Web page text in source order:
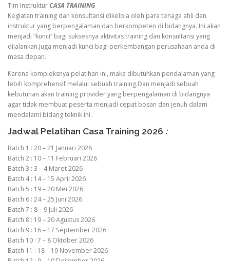
Tim InstrukturCASA TRAINING
Kegiatan training dan konsultansi dikelola oleh para tenaga ahli dan
instruktur yang berpengalaman dan berkompeten di bidangnya. Ini akan
menjadi “kunci” bagi suksesnya aktivitas training dan konsultansi yang
dijalankan.Juga menjadi kunci bagi perkembangan perusahaan anda di
masa depan.
Karena kompleksnya pelatihan ini, maka dibutuhkan pendalaman yang
lebih komprehensif melalui sebuah training.Dan menjadi sebuah
kebutuhan akan training provider yang berpengalaman di bidangnya
agar tidak membuat peserta menjadi cepat bosan dan jenuh dalam
mendalami bidang teknik ini.
Jadwal Pelatihan Casa Training 2026 :
Batch 1 : 20 – 21 Januari 2026
Batch 2 : 10 – 11 Februari 2026
Batch 3 : 3 – 4 Maret 2026
Batch 4 : 14 – 15 April 2026
Batch 5 : 19 – 20 Mei 2026
Batch 6 : 24 – 25 Juni 2026
Batch 7 : 8 – 9 Juli 2026
Batch 8 : 19 – 20 Agustus 2026
Batch 9 : 16 – 17 September 2026
Batch 10 : 7 – 8 Oktober 2026
Batch 11 : 18 – 19 November 2026